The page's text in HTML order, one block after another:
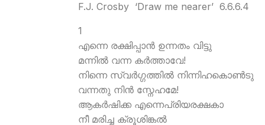
F.J. Crosby ‘Draw me nearer’ 6.6.6.4
1
എന്നെ രക്ഷിപ്പാന്‍ ഉന്നതം വിട്ടു
മന്നില്‍ വന്ന കര്‍ത്താവേ!
നിന്നെ സ്വര്‍ഗ്ഗത്തില്‍ നിന്നിഹകൊണ്‍ടു
വന്നതു നിന്‍ സ്നേഹമേ!
ആകര്‍ഷിക്ക എന്നെപ്രിയരക്ഷകാ
നീ മരിച്ച ക്രൂശിങ്കല്‍